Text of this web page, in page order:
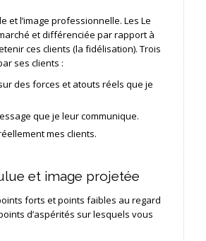
l’image professionnelle. Les Le
et différenciée par rapport à
ces clients (la fidélisation). Trois
ses clients :
des forces et atouts réels que je
que je leur communique.
mes clients.
et image projetée
forts et points faibles au regard
d’aspérités sur lesquels vous